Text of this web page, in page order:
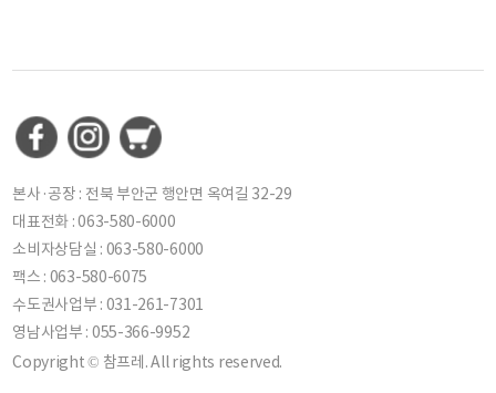
본사·공장 : 전북 부안군 행안면 옥여길 32-29
대표전화 : 063-580-6000
소비자상담실 : 063-580-6000
팩스 : 063-580-6075
수도권사업부 : 031-261-7301
영남사업부 : 055-366-9952
Copyright © 참프레. All rights reserved.